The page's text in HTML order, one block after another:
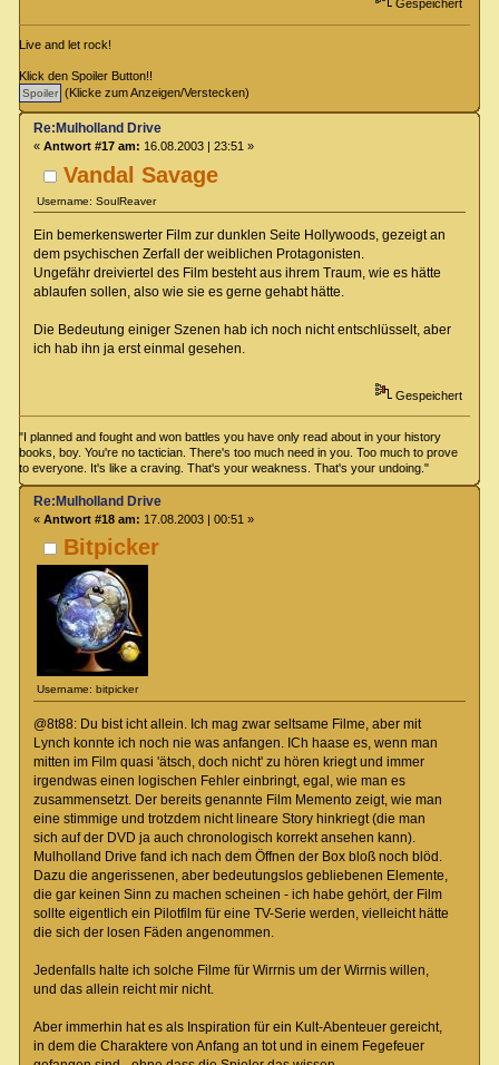
Gespeichert
Live and let rock!
Klick den Spoiler Button!!
(Klicke zum Anzeigen/Verstecken)
Vandal Savage
Username: SoulReaver
Re:Mulholland Drive
« Antwort #17 am: 16.08.2003 | 23:51 »
Ein bemerkenswerter Film zur dunklen Seite Hollywoods, gezeigt an
dem psychischen Zerfall der weiblichen Protagonisten.
Ungefähr dreiviertel des Film besteht aus ihrem Traum, wie es hätte
ablaufen sollen, also wie sie es gerne gehabt hätte.
Die Bedeutung einiger Szenen hab ich noch nicht entschlüsselt, aber
ich hab ihn ja erst einmal gesehen.
Gespeichert
"I planned and fought and won battles you have only read about in your history
books, boy. You're no tactician. There's too much need in you. Too much to prove
to everyone. It's like a craving. That's your weakness. That's your undoing."
Bitpicker
Username: bitpicker
Re:Mulholland Drive
« Antwort #18 am: 17.08.2003 | 00:51 »
@8t88: Du bist icht allein. Ich mag zwar seltsame Filme, aber mit
Lynch konnte ich noch nie was anfangen. ICh haase es, wenn man
mitten im Film quasi 'ätsch, doch nicht' zu hören kriegt und immer
irgendwas einen logischen Fehler einbringt, egal, wie man es
zusammensetzt. Der bereits genannte Film Memento zeigt, wie man
eine stimmige und trotzdem nicht lineare Story hinkriegt (die man
sich auf der DVD ja auch chronologisch korrekt ansehen kann).
Mulholland Drive fand ich nach dem Öffnen der Box bloß noch blöd.
Dazu die angerissenen, aber bedeutungslos gebliebenen Elemente,
die gar keinen Sinn zu machen scheinen - ich habe gehört, der Film
sollte eigentlich ein Pilotfilm für eine TV-Serie werden, vielleicht hätte
die sich der losen Fäden angenommen.
Jedenfalls halte ich solche Filme für Wirrnis um der Wirrnis willen,
und das allein reicht mir nicht.
Aber immerhin hat es als Inspiration für ein Kult-Abenteuer gereicht,
in dem die Charaktere von Anfang an tot und in einem Fegefeuer